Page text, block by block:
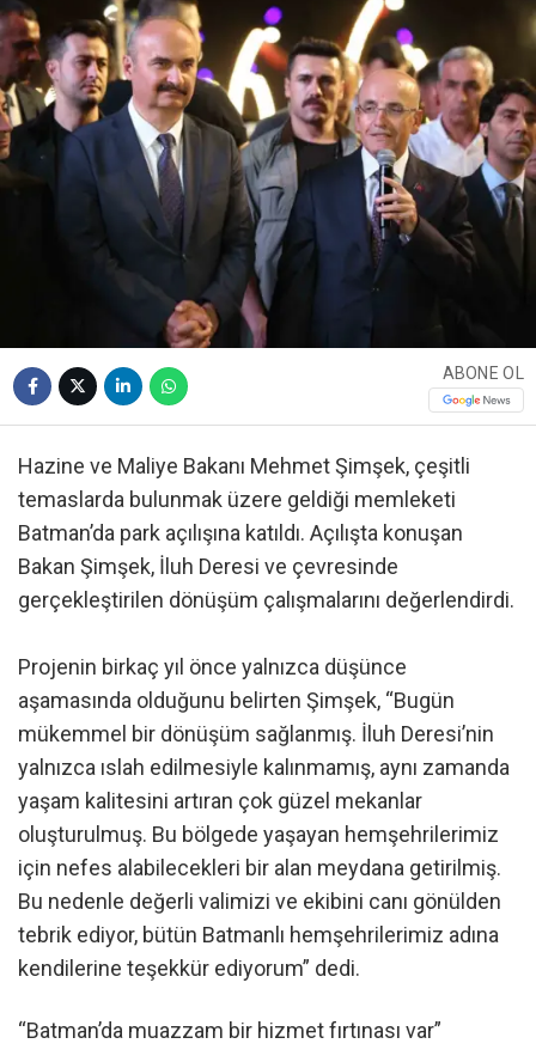
ABONE OL
Hazine ve Maliye Bakanı Mehmet Şimşek, çeşitli
temaslarda bulunmak üzere geldiği memleketi
Batman’da park açılışına katıldı. Açılışta konuşan
Bakan Şimşek, İluh Deresi ve çevresinde
gerçekleştirilen dönüşüm çalışmalarını değerlendirdi.
Projenin birkaç yıl önce yalnızca düşünce
aşamasında olduğunu belirten Şimşek, “Bugün
mükemmel bir dönüşüm sağlanmış. İluh Deresi’nin
yalnızca ıslah edilmesiyle kalınmamış, aynı zamanda
yaşam kalitesini artıran çok güzel mekanlar
oluşturulmuş. Bu bölgede yaşayan hemşehrilerimiz
için nefes alabilecekleri bir alan meydana getirilmiş.
Bu nedenle değerli valimizi ve ekibini canı gönülden
tebrik ediyor, bütün Batmanlı hemşehrilerimiz adına
kendilerine teşekkür ediyorum” dedi.
“Batman’da muazzam bir hizmet fırtınası var”